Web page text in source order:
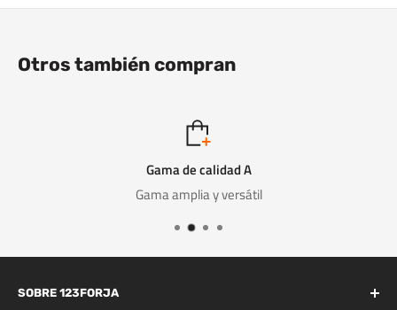
Otros también compran
Gama de calidad A
Gama amplia y versátil
SOBRE 123FORJA